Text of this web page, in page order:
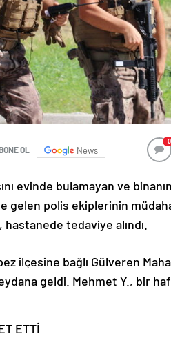
OL News
0
evinde bulamayan ve
gelen polis ekiplerinin
tedaviye alındı.
ilçesine bağlı Gülveren
geldi. Mehmet Y., bir
ETTİ